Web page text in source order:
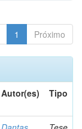
1 Próximo
Autor(es) Tipo